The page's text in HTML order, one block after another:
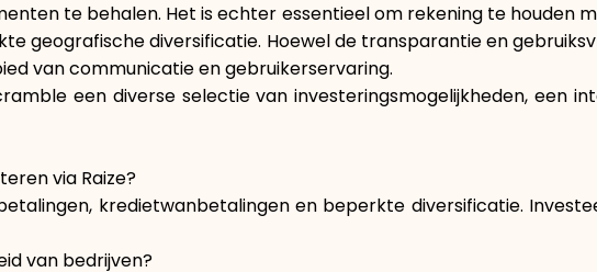
te behalen. Het is echter essentieel om rekening te houden
geografische diversificatie. Hoewel de transparantie en
van communicatie en gebruikerservaring.
een diverse selectie van investeringsmogelijkheden, een
via Raize?
kredietwanbetalingen en beperkte diversificatie.
van bedrijven?